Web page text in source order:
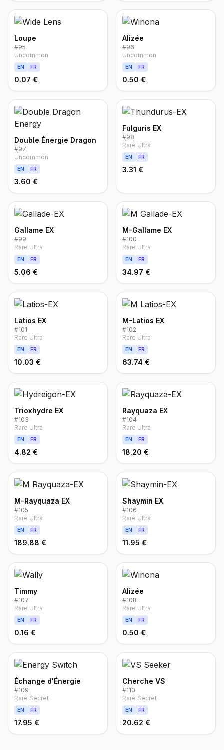
Loupe
#95
Uncommon
EN FR
0.07 €
Alizée
#96
Uncommon
EN FR
0.50 €
Double Énergie Dragon
#97
Uncommon
EN FR
3.60 €
Fulguris EX
#98
Rare Ultra
EN FR
3.31 €
Gallame EX
#99
Rare Ultra
EN FR
5.06 €
M-Gallame EX
#100
Rare Ultra
EN FR
34.97 €
Latios EX
#101
Rare Ultra
EN FR
10.03 €
M-Latios EX
#102
Rare Ultra
EN FR
63.74 €
Trioxhydre EX
#103
Rare Ultra
EN FR
4.82 €
Rayquaza EX
#104
Rare Ultra
EN FR
18.20 €
M-Rayquaza EX
#105
Rare Ultra
EN FR
189.88 €
Shaymin EX
#106
Rare Ultra
EN FR
11.95 €
Timmy
#107
Rare Ultra
EN FR
0.16 €
Alizée
#108
Rare Ultra
EN FR
0.50 €
Échange d'Énergie
#109
Rare Secret
EN FR
17.95 €
Cherche VS
#110
Rare Secret
EN FR
20.62 €